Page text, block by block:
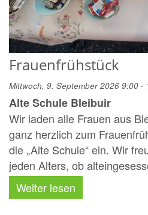
Frauenfrühstück
Mittwoch, 9. September 2026 9:00 -
Alte Schule Bleibuir
Wir laden alle Frauen aus
ganz herzlich zum
die „Alte Schule“ ein. Wir
jeden Alters, ob
Weiter lesen